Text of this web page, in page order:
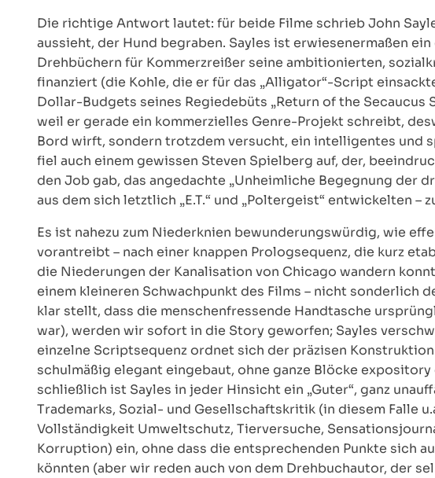
Die richtige Antwort lautet: für beide Filme schrieb John
aussieht, der Hund begraben. Sayles ist erwiesenermaßen
Drehbüchern für Kommerzreißer seine ambitionierten,
finanziert (die Kohle, die er für das „Alligator“-Script
Dollar-Budgets seines Regiedebüts „Return of the Secaucus
weil er gerade ein kommerzielles Genre-Projekt schreibt,
Bord wirft, sondern trotzdem versucht, ein intelligentes und
fiel auch einem gewissen Steven Spielberg auf, der,
den Job gab, das angedachte „Unheimliche Begegnung der
aus dem sich letztlich „E.T.“ und „Poltergeist“ entwickelten –
Es ist nahezu zum Niederknien bewunderungswürdig, wie
vorantreibt – nach einer knappen Prologsequenz, die kurz
die Niederungen der Kanalisation von Chicago wandern
einem kleineren Schwachpunkt des Films – nicht sonderlich
klar stellt, dass die menschenfressende Handtasche
war), werden wir sofort in die Story geworfen; Sayles
einzelne Scriptsequenz ordnet sich der präzisen
schulmäßig elegant eingebaut, ohne ganze Blöcke expository
schließlich ist Sayles in jeder Hinsicht ein „Guter“, ganz
Trademarks, Sozial- und Gesellschaftskritik (in diesem Falle
Vollständigkeit Umweltschutz, Tierversuche,
Korruption) ein, ohne dass die entsprechenden Punkte sich
könnten (aber wir reden auch von dem Drehbuchautor, der